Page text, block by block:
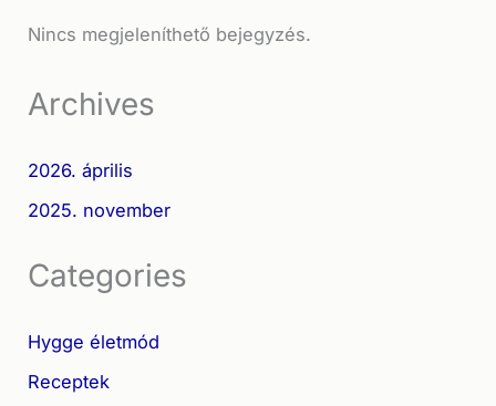
Nincs megjeleníthető bejegyzés.
Archives
2026. április
2025. november
Categories
Hygge életmód
Receptek